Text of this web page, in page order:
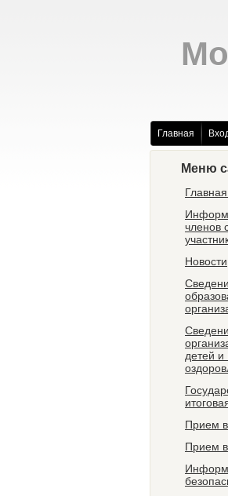
Главная
Меню
членов
Новости
детей и
Прием
Прием